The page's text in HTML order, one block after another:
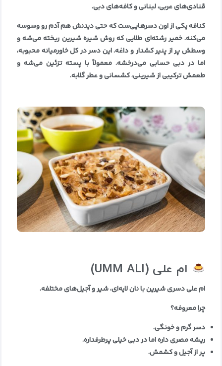
قنادی‌های عربی، لبنانی و کافه‌های دبی.
کنافه یکی از اون دسرهایی‌ست که حتی دیدنش هم آدم رو وسوسه
می‌کنه. خمیر رشته‌ای طلایی که روش شیره شیرین ریخته می‌شه و
وسطش پر از پنیر کشدار و داغه. این دسر در کل خاورمیانه محبوبه،
اما در دبی حسابی می‌درخشه. معمولاً با پسته تزئین می‌شه و
طعمش ترکیبی از شیرینی، کشسانی و عطر گلابه.
ام علی (UMM ALI)
ام علی دسری شیرین با نان لایه‌ای، شیر و آجیل‌های مختلفه.
چرا معروفه؟
دسر گرم و خونگی.
ریشه مصری داره اما در دبی خیلی پرطرفداره.
پر از آجیل و کشمش.